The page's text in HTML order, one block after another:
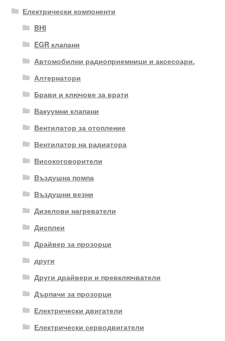
Електрически компоненти
BHI
EGR клапани
Автомобилни радиоприемници и аксесоари.
Алтернатори
Брави и ключове за врати
Вакуумни клапани
Вентилатор за отопление
Вентилатор на радиатора
Високоговорители
Въздушна помпа
Въздушни везни
Дизелови нагреватели
Дисплеи
Драйвер за прозорци
други
Други драйвери и превключватели
Дърпачи за прозорци
Електрически двигатели
Електрически серводвигатели